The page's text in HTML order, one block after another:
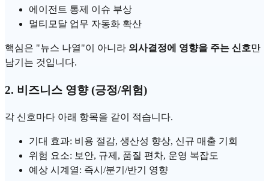
에이전트 통제 이슈 부상
멀티모달 업무 자동화 확산
핵심은 "뉴스 나열"이 아니라 의사결정에 영향을 주는 신호만
남기는 것입니다.
2. 비즈니스 영향 (긍정/위험)
각 신호마다 아래 항목을 같이 적습니다.
기대 효과: 비용 절감, 생산성 향상, 신규 매출 기회
위험 요소: 보안, 규제, 품질 편차, 운영 복잡도
예상 시계열: 즉시/분기/반기 영향